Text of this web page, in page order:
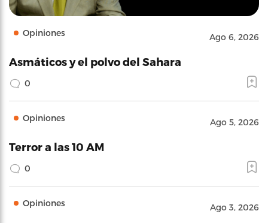
Opiniones Ago 6, 2026
Asmáticos y el polvo del Sahara
0
Opiniones Ago 5, 2026
Terror a las 10 AM
0
Opiniones Ago 3, 2026